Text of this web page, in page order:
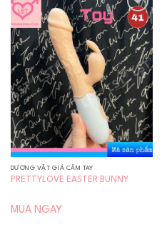
Add to
wishlist
DƯƠNG VẬT GIẢ CẦM TAY
PRETTYLOVE EASTER BUNNY
MUA NGAY